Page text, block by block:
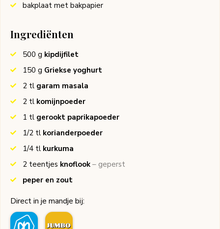
bakplaat met bakpapier
Ingrediënten
500 g kipdijfilet
150 g Griekse yoghurt
2 tl garam masala
2 tl komijnpoeder
1 tl gerookt paprikapoeder
1/2 tl korianderpoeder
1/4 tl kurkuma
2 teentjes knoflook – geperst
peper en zout
Direct in je mandje bij: